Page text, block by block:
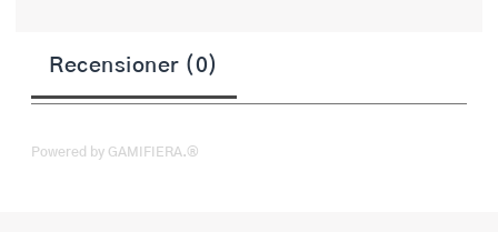
Recensioner (0)
Powered by GAMIFIERA.®